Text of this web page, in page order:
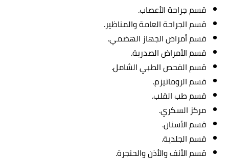
قسم جراحة الأعصاب.
قسم الجراحة العامة والمناظير.
قسم أمراض الجهاز الهضمي.
قسم الأمراض الصدرية.
قسم الفحص الطبي الشامل.
قسم الروماتيزم.
قسم طب القلب.
مركز السكري.
قسم الأسنان.
قسم الجلدية.
قسم الأنف والأذن والحنجرة.